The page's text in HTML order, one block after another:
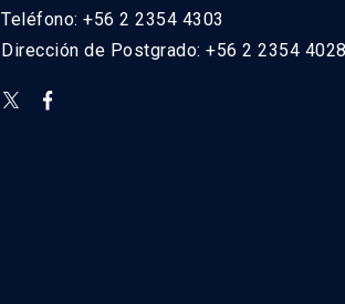
Teléfono: +56 2 2354 4303
Dirección de Postgrado: +56 2 2354 4028